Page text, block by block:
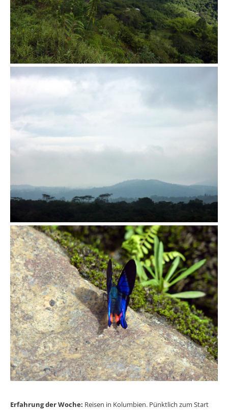
Erfahrung der Woche: Reisen in Kolumbien. Pünktlich zum Start